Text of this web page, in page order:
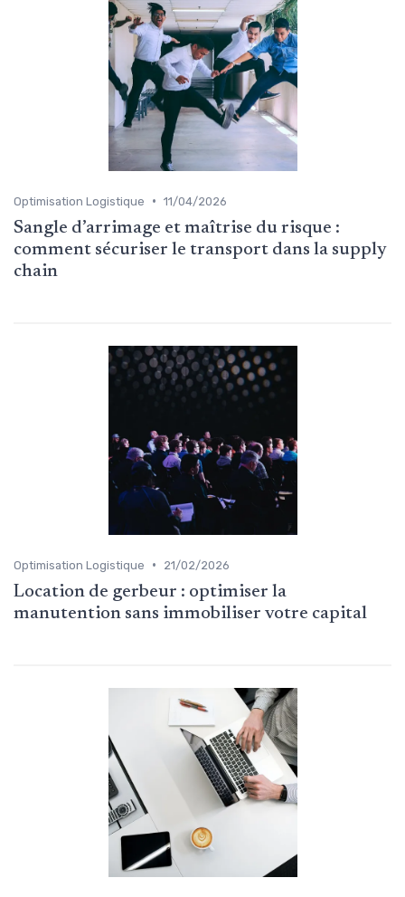
Optimisation Logistique • 11/04/2026
Sangle d’arrimage et maîtrise du risque :
comment sécuriser le transport dans la supply
chain
Optimisation Logistique • 21/02/2026
Location de gerbeur : optimiser la
manutention sans immobiliser votre capital